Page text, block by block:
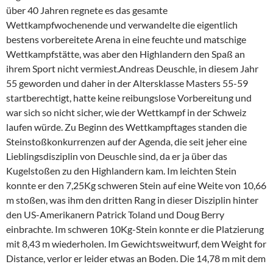
über 40 Jahren regnete es das gesamte
Wettkampfwochenende und verwandelte die eigentlich
bestens vorbereitete Arena in eine feuchte und matschige
Wettkampfstätte, was aber den Highlandern den Spaß an
ihrem Sport nicht vermiest.Andreas Deuschle, in diesem Jahr
55 geworden und daher in der Altersklasse Masters 55-59
startberechtigt, hatte keine reibungslose Vorbereitung und
war sich so nicht sicher, wie der Wettkampf in der Schweiz
laufen würde. Zu Beginn des Wettkampftages standen die
Steinstoßkonkurrenzen auf der Agenda, die seit jeher eine
Lieblingsdisziplin von Deuschle sind, da er ja über das
Kugelstoßen zu den Highlandern kam. Im leichten Stein
konnte er den 7,25Kg schweren Stein auf eine Weite von 10,66
m stoßen, was ihm den dritten Rang in dieser Disziplin hinter
den US-Amerikanern Patrick Toland und Doug Berry
einbrachte. Im schweren 10Kg-Stein konnte er die Platzierung
mit 8,43 m wiederholen. Im Gewichtsweitwurf, dem Weight for
Distance, verlor er leider etwas an Boden. Die 14,78 m mit dem